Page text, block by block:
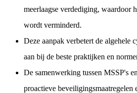
meerlaagse verdediging, waardoor
wordt verminderd.
Deze aanpak verbetert de algehele
aan bij de beste praktijken en
De samenwerking tussen MSSP's
proactieve beveiligingsmaatregelen